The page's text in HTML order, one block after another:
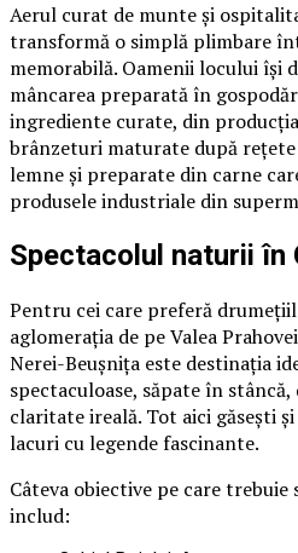
Aerul curat de munte și
transformă o simplă plimbare
memorabilă. Oamenii locului își
mâncarea preparată în
ingrediente curate, din
brânzeturi maturate după
lemne și preparate din carne
produsele industriale din
Spectacolul naturii în
Pentru cei care preferă
aglomerația de pe Valea
Nerei-Beușnița este destinația
spectaculoase, săpate în
claritate ireală. Tot aici găsești
lacuri cu legende fascinante.
Câteva obiective pe care
includ: